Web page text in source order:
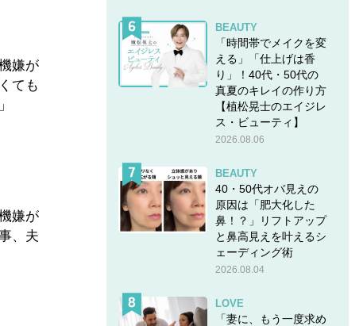
嫌が
ても
嫌が
、夫
BEAUTY
「時間帯でメイクを変
える」「仕上げは香
り」！40代・50代の
真夏のキレイの作り方
【植松晃士のエイジレ
ス・ビューティ】
2026.08.06
BEAUTY
40・50代オバ見えの
原因は「肥大化した
鼻！？」リフトアップ
と鼻高見えを叶えるシ
ェーディング術
2026.08.04
LOVE
「妻に、もう一度求め